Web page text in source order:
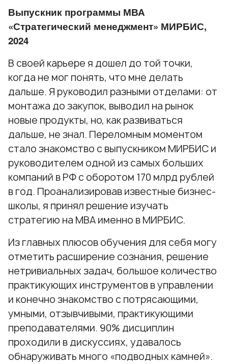
Выпускник программы МВА
«Стратегический менеджмент» МИРБИС,
2024
В своей карьере я дошел до той точки,
когда не мог понять, что мне делать
дальше. Я руководил разными отделами: от
монтажа до закупок, выводил на рынок
новые продукты, но, как развиваться
дальше, не знал. Переломным моментом
стало знакомство с выпускником МИРБИС и
руководителем одной из самых больших
компаний в РФ с оборотом 170 млрд рублей
в год. Проанализировав известные бизнес-
школы, я принял решение изучать
стратегию на МВА именно в МИРБИС.
Из главных плюсов обучения для себя могу
отметить расширение сознания, решение
нетривиальных задач, большое количество
практикующих инструментов в управлении
и конечно знакомство с потрясающими,
умными, отзывчивыми, практикующими
преподавателями. 90% дисциплин
проходили в дискуссиях, удавалось
обнаруживать много «подводных камней».